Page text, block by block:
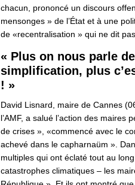
chacun, prononcé un discours
mensonges » de l’État et à une
de «recentralisation » qui ne dit
« Plus on nous parle de
simplification, plus
! »
David Lisnard, maire de Cannes
l’AMF, a salué l’action des maires
de crises », «commencé avec le
achevé dans le capharnaüm ».
multiples qui ont éclaté tout au
catastrophes climatiques – les